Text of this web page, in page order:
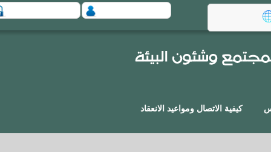
كيفية الاتصال ومواعيد الانعقاد